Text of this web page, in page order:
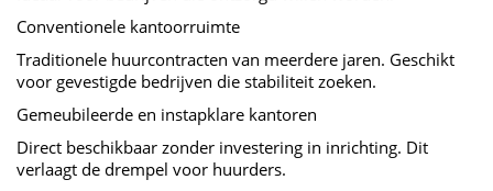
Conventionele kantoorruimte
Traditionele huurcontracten van meerdere jaren. Geschikt
voor gevestigde bedrijven die stabiliteit zoeken.
Gemeubileerde en instapklare kantoren
Direct beschikbaar zonder investering in inrichting. Dit
verlaagt de drempel voor huurders.